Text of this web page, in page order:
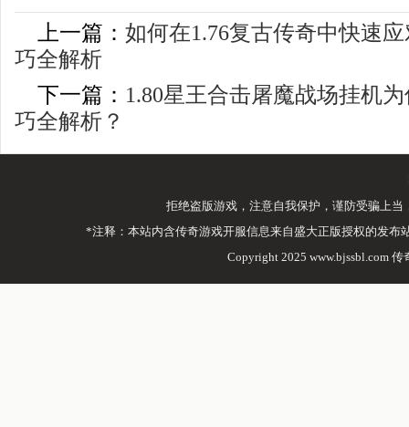
上一篇： 如何在1.76复古传奇中快速
巧全解析
下一篇： 1.80星王合击屠魔战场挂机
巧全解析？
拒绝盗版游戏，注意自我保护，谨防受骗上
*注释：本站内含传奇游戏开服信息来自盛大正版授权的发
Copyright 2025 www.bjssbl.com